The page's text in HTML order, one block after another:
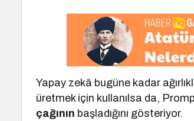
Yapay zekâ bugüne kadar
üretmek için kullanılsa da,
çağının başladığını gösteriyor.